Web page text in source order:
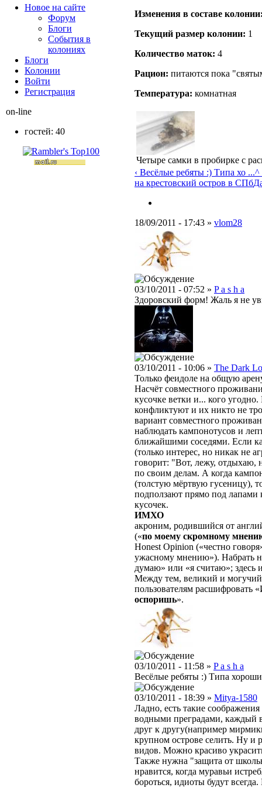
Изменения в составе
Текущий размер кoлонии: 1
Количество маток: 4
Рацион: питаются пока
Температура: комнатная
Четыре самки в пробирке с
‹ Весёлые ребяты :) Типа хо ...^
на крестовский остров в СПб
18/09/2011 - 17:43 » vlom28
03/10/2011 - 07:52 » P a s h a
Здоровский форм! Жаль я не
03/10/2011 - 10:06 » The Dark
Только феидоле на общую
Насчёт совместного
кусочке ветки и... кого
конфликтуют и их никто не
вариант совместного
наблюдать кампонотусов и
ближайшими соседями. Если
(только интерес, но никак не
говорит: "Вот, лежу, отдыхаю,
по своим делам. А когда
(толстую мёртвую гусеницу),
подползают прямо под лапами
кусочек.
ИМХО
акроним, родившийся от
(«по моему скромному
Honest Opinion («честно
ужасному мнению»). Набрать
думаю» или «я считаю»; здесь
Между тем, великий и
пользователям
оспоришь».
03/10/2011 - 11:58 » P a s h a
Весёлые ребяты :) Типа
03/10/2011 - 18:39 » Mitya-1580
Ладно, есть такие
водными преградами, каждый
друг к другу(например
крупном острове селить. Ну и
видов. Можно красиво
Также нужна "защита от
нравится, когда муравьи
бороться, идиоты будут
Новое на сайте
Форум
Блоги
События в
колониях
Блоги
Колонии
Войти
Peгиcтpaция
on-line
гостей: 40